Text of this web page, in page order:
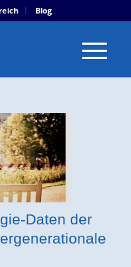
Blog
Daten der